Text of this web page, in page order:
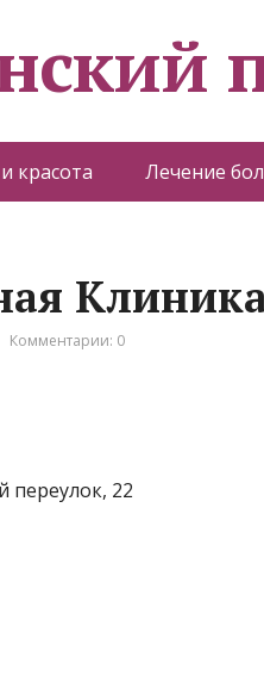
красота Лечение
Клиника
Комментарии: 0
переулок, 22